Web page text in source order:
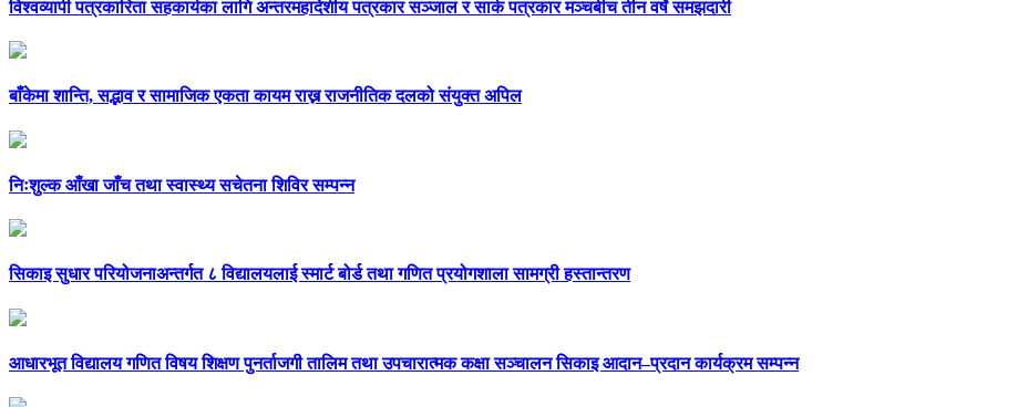
विश्वव्यापी पत्रकारिता सहकार्यका लागि अन्तरमहादेशीय पत्रकार सञ्जाल र सार्क पत्रकार मञ्चबीच तीन वर्षे समझदारी
बाँकेमा शान्ति, सद्भाव र सामाजिक एकता कायम राख्न राजनीतिक दलको संयुक्त अपिल
निःशुल्क आँखा जाँच तथा स्वास्थ्य सचेतना शिविर सम्पन्न
सिकाइ सुधार परियोजनाअन्तर्गत ८ विद्यालयलाई स्मार्ट बोर्ड तथा गणित प्रयोगशाला सामग्री हस्तान्तरण
आधारभूत विद्यालय गणित विषय शिक्षण पुनर्ताजगी तालिम तथा उपचारात्मक कक्षा सञ्चालन सिकाइ आदान–प्रदान कार्यक्रम सम्पन्न